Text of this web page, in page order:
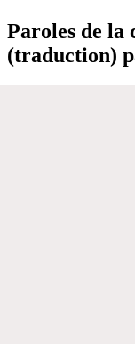
Paroles de la
(traduction)